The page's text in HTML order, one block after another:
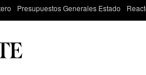
Presupuestos Generales Estado